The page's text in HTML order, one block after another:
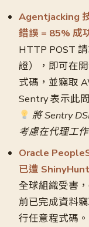
Agentjacking
錯誤 = 85% 成
HTTP POST
證），即可在
式碼，並竊取
Sentry 表示此
將 Sentry
考慮在代理工
Oracle
已遭
全球組織受害
前已完成資料
行任意程式碼。